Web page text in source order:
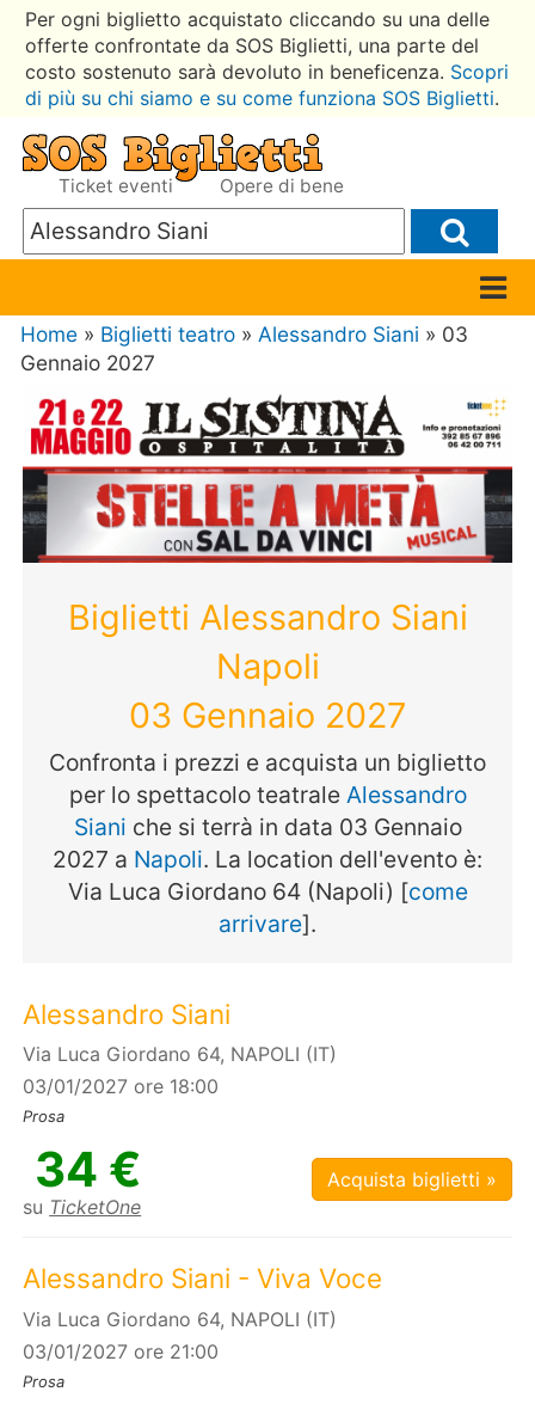
Per ogni biglietto acquistato cliccando su una delle
offerte confrontate da SOS Biglietti, una parte del
costo sostenuto sarà devoluto in beneficenza. Scopri
di più su chi siamo e su come funziona SOS Biglietti.
Ticket eventi Opere di bene
Home » Biglietti teatro »Alessandro Siani » 03
Gennaio 2027
Biglietti Alessandro Siani
Napoli
03 Gennaio 2027
Confronta i prezzi e acquista un biglietto
per lo spettacolo teatrale Alessandro
Siani che si terrà in data 03 Gennaio
2027 a Napoli. La location dell'evento è:
Via Luca Giordano 64 (Napoli) [come
arrivare].
Alessandro Siani
Via Luca Giordano 64, NAPOLI (IT)
03/01/2027 ore 18:00
Prosa
34 €
su TicketOne
Acquista biglietti »
Alessandro Siani - Viva Voce
Via Luca Giordano 64, NAPOLI (IT)
03/01/2027 ore 21:00
Prosa